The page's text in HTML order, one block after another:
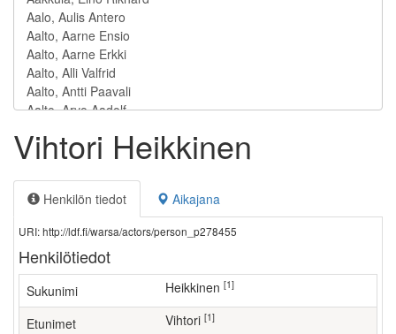
Vihtori Heikkinen
Henkilön tiedot Aikajana
URI: http://ldf.fi/warsa/actors/person_p278455
Henkilötiedot
Sukunimi Heikkinen [1]
Etunimet Vihtori [1]